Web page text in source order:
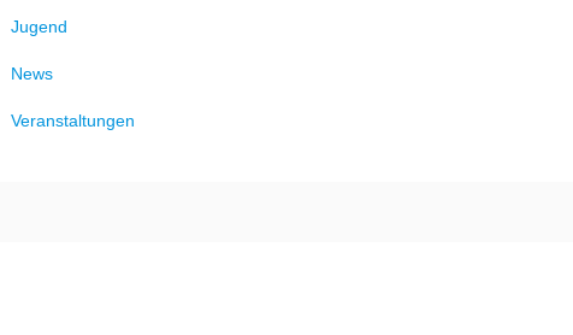
Jugend
News
Veranstaltungen